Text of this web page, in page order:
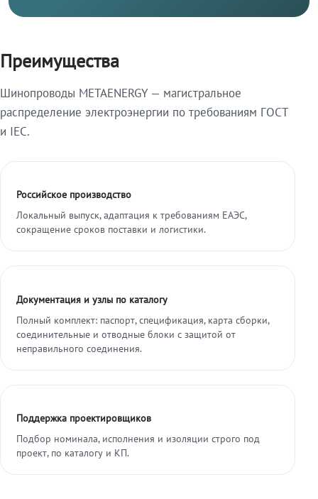
Преимущества
Шинопроводы METAENERGY — магистральное
распределение электроэнергии по требованиям ГОСТ
и IEC.
Российское производство
Локальный выпуск, адаптация к требованиям ЕАЭС,
сокращение сроков поставки и логистики.
Документация и узлы по каталогу
Полный комплект: паспорт, спецификация, карта сборки,
соединительные и отводные блоки с защитой от
неправильного соединения.
Поддержка проектировщиков
Подбор номинала, исполнения и изоляции строго под
проект, по каталогу и КП.